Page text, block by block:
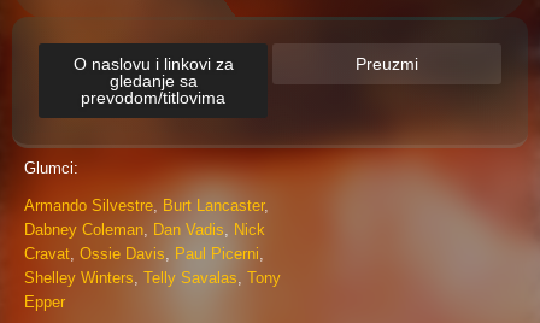
O naslovu i linkovi za
gledanje sa
prevodom/titlovima
Preuzmi
Glumci:
Armando Silvestre, Burt Lancaster,
Dabney Coleman, Dan Vadis, Nick
Cravat, Ossie Davis, Paul Picerni,
Shelley Winters, Telly Savalas, Tony
Epper